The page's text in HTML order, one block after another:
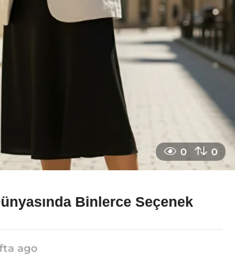
0 0
Binlerce Seçenek
ago